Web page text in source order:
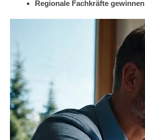
Regionale Fachkräfte gewinnen